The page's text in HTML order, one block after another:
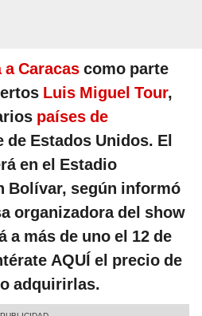
Caracas como parte
Luis Miguel Tour,
países de
de Estados Unidos. El
en el Estadio
Bolívar, según informó
organizadora del show
a más de uno el 12 de
AQUÍ el precio de
adquirirlas.